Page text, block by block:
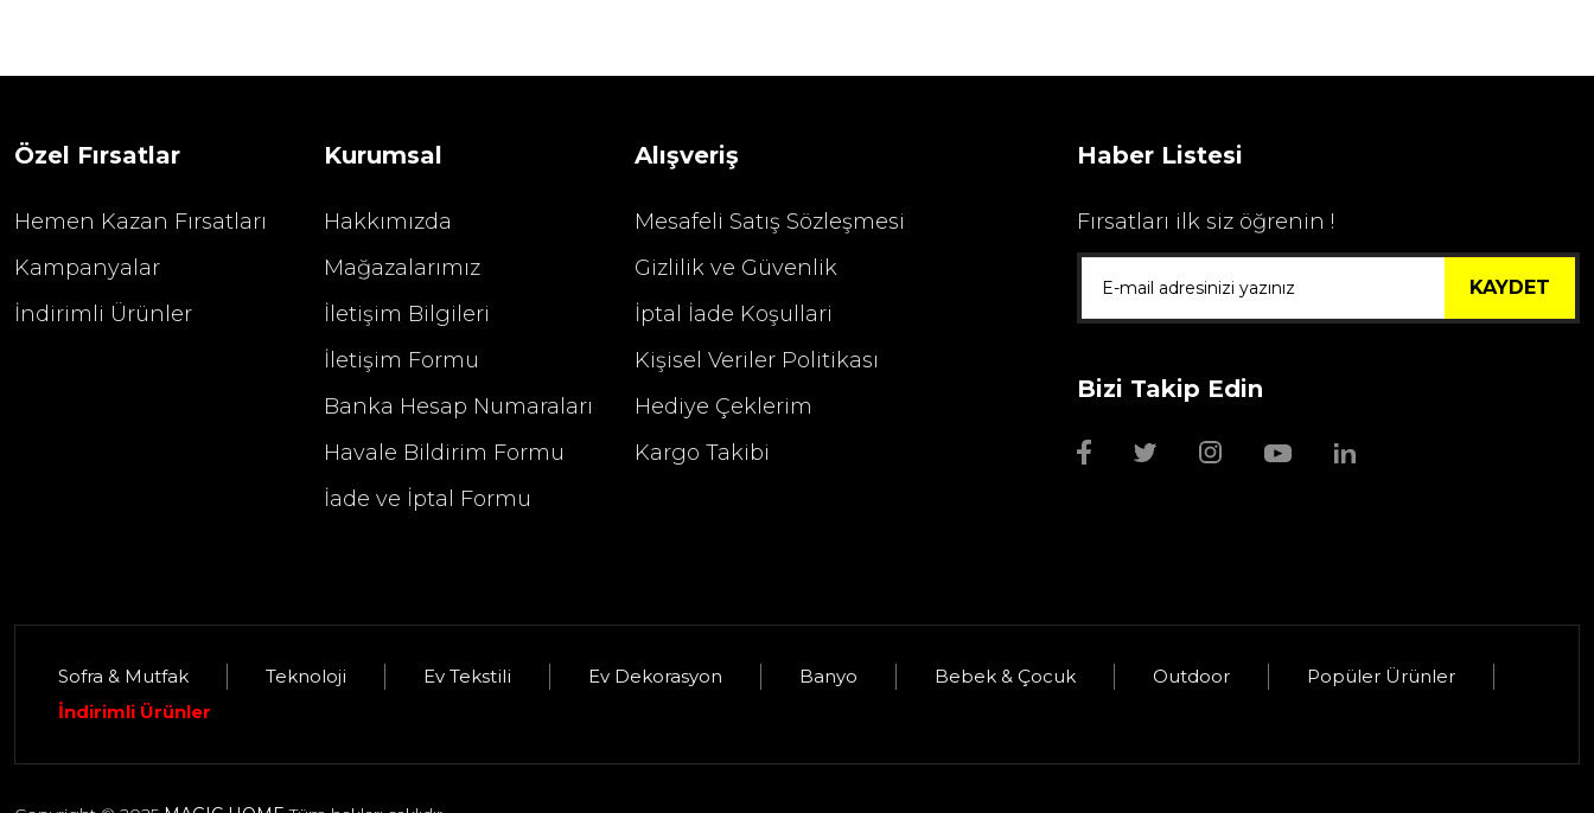
Özel Fırsatlar
Hemen Kazan Fırsatları
Kampanyalar
İndirimli Ürünler
Kurumsal
Hakkımızda
Mağazalarımız
İletişim Bilgileri
İletişim Formu
Banka Hesap Numaraları
Havale Bildirim Formu
İade ve İptal Formu
Alışveriş
Mesafeli Satış Sözleşmesi
Gizlilik ve Güvenlik
İptal İade Koşullari
Kişisel Veriler Politikası
Hediye Çeklerim
Kargo Takibi
Haber Listesi
Fırsatları ilk siz öğrenin !
KAYDET
Bizi Takip Edin
Sofra & Mutfak Teknoloji Ev Tekstili Ev Dekorasyon Banyo Bebek & Çocuk Outdoor
Popüler Ürünler
İndirimli Ürünler